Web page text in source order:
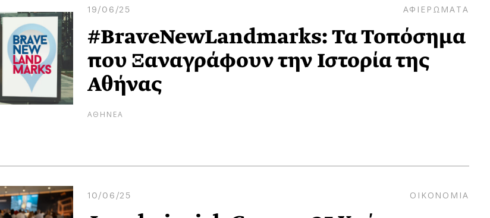
19/06/25 ΑΦΙΕΡΩΜΑΤΑ
#BraveNewLandmarks: Τα Τοπόσημα
που Ξαναγράφουν την Ιστορία της
Αθήνας
ΑΘΗΝΕΑ
10/06/25 ΟΙΚΟΝΟΜΙΑ